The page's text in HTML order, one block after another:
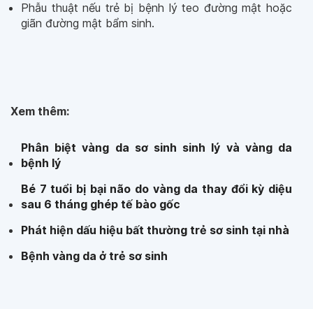
Phẫu thuật nếu trẻ bị bệnh lý teo đường mật hoặc
giãn đường mật bẩm sinh.
Xem thêm:
Phân biệt vàng da sơ sinh sinh lý và vàng da
bệnh lý
Bé 7 tuổi bị bại não do vàng da thay đổi kỳ diệu
sau 6 tháng ghép tế bào gốc
Phát hiện dấu hiệu bất thường trẻ sơ sinh tại nhà
Bệnh vàng da ở trẻ sơ sinh